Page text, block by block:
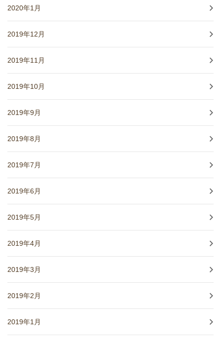
2020年1月
2019年12月
2019年11月
2019年10月
2019年9月
2019年8月
2019年7月
2019年6月
2019年5月
2019年4月
2019年3月
2019年2月
2019年1月